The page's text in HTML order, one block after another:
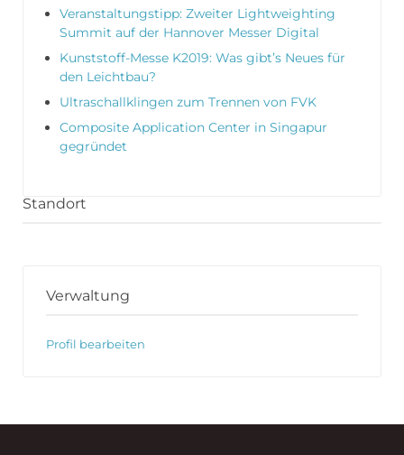
Veranstaltungstipp: Zweiter Lightweighting
Summit auf der Hannover Messer Digital
Kunststoff-Messe K2019: Was gibt’s Neues für
den Leichtbau?
Ultraschallklingen zum Trennen von FVK
Composite Application Center in Singapur
gegründet
Standort
Verwaltung
Profil bearbeiten